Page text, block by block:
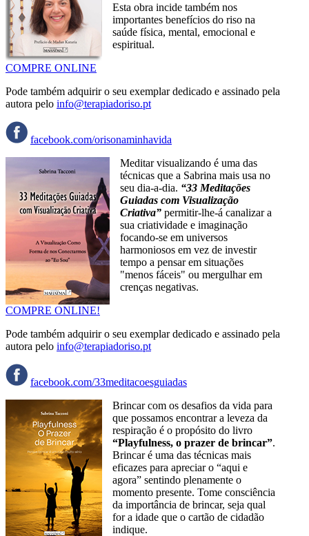
Esta obra incide também nos
importantes benefícios do riso na
saúde física, mental, emocional e
espiritual.
COMPRE ONLINE
Pode também adquirir o seu exemplar dedicado e assinado pela
autora pelo info@terapiadoriso.pt
facebook.com/orisonaminhavida
Meditar visualizando é uma das
técnicas que a Sabrina mais usa no
seu dia-a-dia. “33 Meditações
Guiadas com Visualização
Criativa” permitir-lhe-á canalizar a
sua criatividade e imaginação
focando-se em universos
harmoniosos em vez de investir
tempo a pensar em situações
"menos fáceis" ou mergulhar em
crenças negativas.
COMPRE ONLINE!
Pode também adquirir o seu exemplar dedicado e assinado pela
autora pelo info@terapiadoriso.pt
facebook.com/33meditacoesguiadas
Brincar com os desafios da vida para
que possamos encontrar a leveza da
respiração é o propósito do livro
“Playfulness, o prazer de brincar”.
Brincar é uma das técnicas mais
eficazes para apreciar o “aqui e
agora” sentindo plenamente o
momento presente. Tome consciência
da importância de brincar, seja qual
for a idade que o cartão de cidadão
indique.